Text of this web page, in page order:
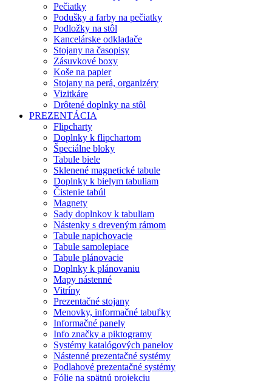
Pečiatky
Podušky a farby na pečiatky
Podložky na stôl
Kancelárske odkladače
Stojany na časopisy
Zásuvkové boxy
Koše na papier
Stojany na perá, organizéry
Vizitkáre
Drôtené doplnky na stôl
PREZENTÁCIA
Flipcharty
Doplnky k flipchartom
Špeciálne bloky
Tabule biele
Sklenené magnetické tabule
Doplnky k bielym tabuliam
Čistenie tabúl
Magnety
Sady doplnkov k tabuliam
Nástenky s dreveným rámom
Tabule napichovacie
Tabule samolepiace
Tabule plánovacie
Doplnky k plánovaniu
Mapy nástenné
Vitríny
Prezentačné stojany
Menovky, informačné tabuľky
Informačné panely
Info značky a piktogramy
Systémy katalógových panelov
Nástenné prezentačné systémy
Podlahové prezentačné systémy
Fólie na spätnú projekciu